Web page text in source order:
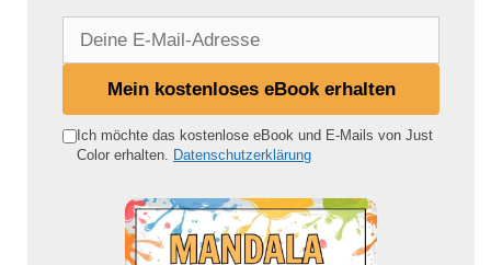
e
Mein kostenloses eBook erhalten
Ich möchte das kostenlose eBook und E-Mails von Just
Color erhalten. Datenschutzerklärung